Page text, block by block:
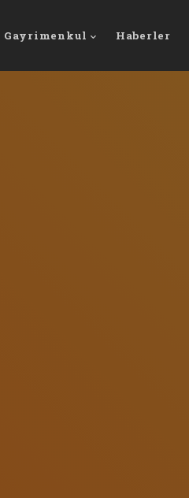
Gayrimenkul Haberler